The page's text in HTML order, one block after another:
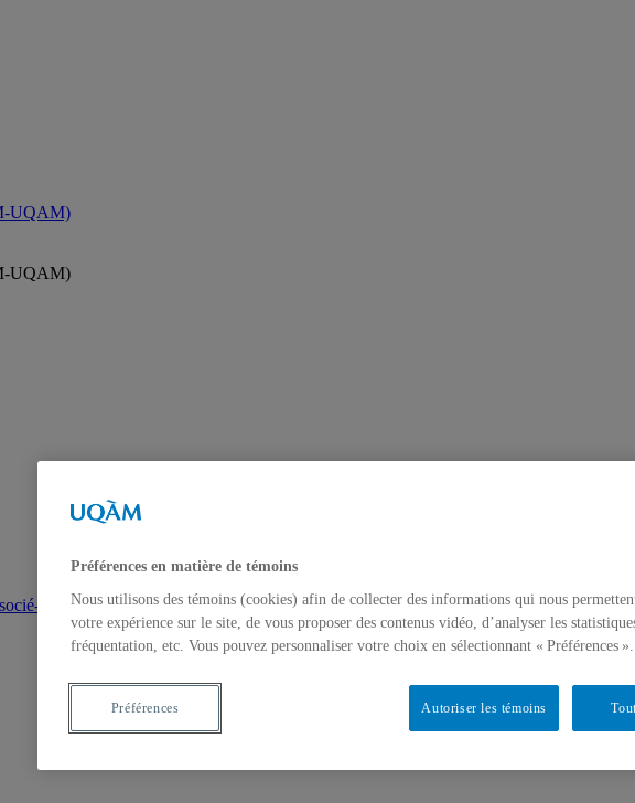
UQAM)
UQAM)
e-s
Préférences en matière de témoins
Nous utilisons des témoins (cookies) afin de collecter des informations qui nous
votre expérience sur le site, de vous proposer des contenus vidéo, d’analyser les
fréquentation, etc. Vous pouvez personnaliser votre choix en sélectionnant « Préférences ».
Autoriser les témoins
Préférences